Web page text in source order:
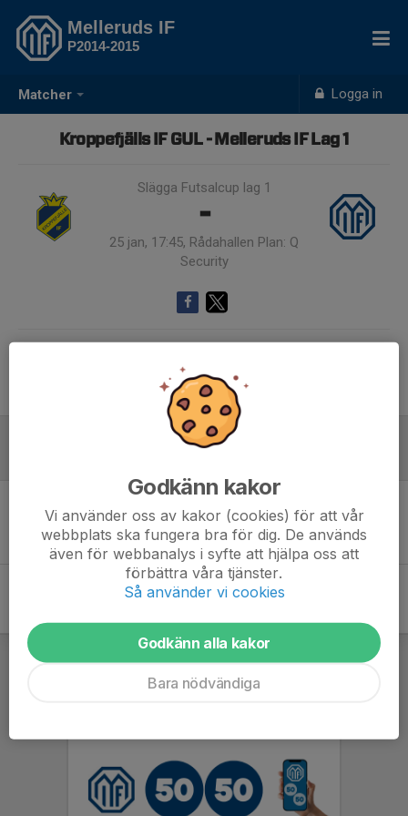
Matcher Logga in
Melleruds IF
P2014-2015
Kroppefjälls IF GUL - Melleruds IF Lag 1
Slägga Futsalcup lag 1
-
25 jan, 17:45, Rådahallen Plan: Q
Security
Endast kallade kunde anmäla sig till aktiviteten. 6 personer var kallade.
Logga in här
Inget referat skrivet
Godkänn kakor
Vi använder oss av kakor (cookies) för att vår
webbplats ska fungera bra för dig. De används
även för webbanalys i syfte att hjälpa oss att
förbättra våra tjänster.
Så använder vi cookies
Godkänn alla kakor
Bara nödvändiga